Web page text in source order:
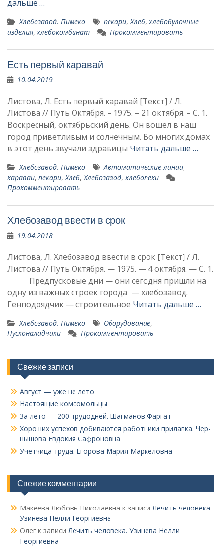
дальше …
Хлебозавод. Пимеко пекари,Хлеб,хлебобулочные
изделия,хлебокомбинат Прокомментировать
Есть первый каравай
10.04.2019
Листова, Л. Есть первый каравай [Текст] / Л.
Листова // Путь Октября. – 1975. – 21 октября. – С. 1.
Воскресный, октябрьский день. Он вошел в наш
город приветливым и солнечным. Во многих домах
в этот день зву­чали здравицы Читать дальше …
Хлебозавод. Пимеко Автоматические линии,
караваи, пекари,Хлеб,Хлебозавод,хлебопеки
Прокомментировать
Хлебозавод ввести в срок
19.04.2018
Листова, Л. Хлебозавод ввести в срок [Текст] / Л.
Листова // Путь Октября. — 1975. — 4 октября. — С. 1.
Предпусковые дни — они сегодня пришли на
одну из важных строек города — хлебозавод.
Генподрядчик — строительное Читать дальше …
Хлебозавод. Пимеко Оборудование,
Пусконаладчики
Прокомментировать
Свежие записи
Август — уже не лето
Настоящие комсомольцы
За лето — 200 трудодней. Шагманов Фаргат
Хороших успехов добиваются работники прилавка. Чер­
нышова Евдокия Сафроновна
Учетчица труда. Его­рова Мария Маркеловна
Свежие комментарии
Макеева Любовь Николаевна к записиЛечить человека.
Узинева Нелли Георгиевна
Олег к записиЛечить человека. Узинева Нелли
Георгиевна